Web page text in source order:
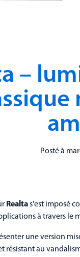
–
Posté à
Realtas'est imposé
à travers le
une version
résistant au